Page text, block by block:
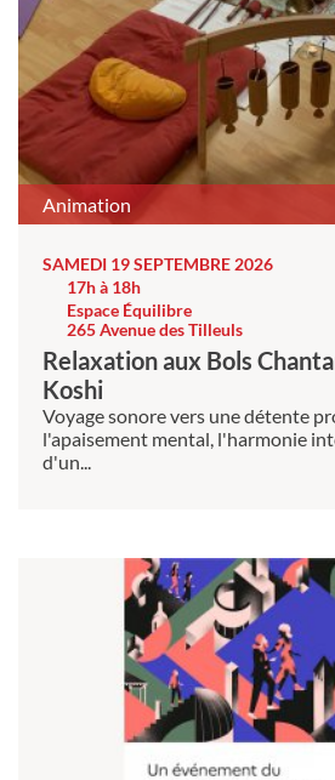
Animation
SAMEDI 19 SEPTEMBRE 2026
17h à 18h
Espace Équilibre
265 Avenue des Tilleuls
Relaxation aux Bols
Koshi
Voyage sonore vers une détente
l'apaisement mental, l'harmonie
d'un...